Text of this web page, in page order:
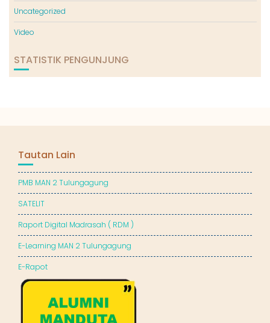
Uncategorized
Video
STATISTIK PENGUNJUNG
Tautan Lain
PMB MAN 2 Tulungagung
SATELIT
Raport Digital Madrasah ( RDM )
E-Learning MAN 2 Tulungagung
E-Rapot